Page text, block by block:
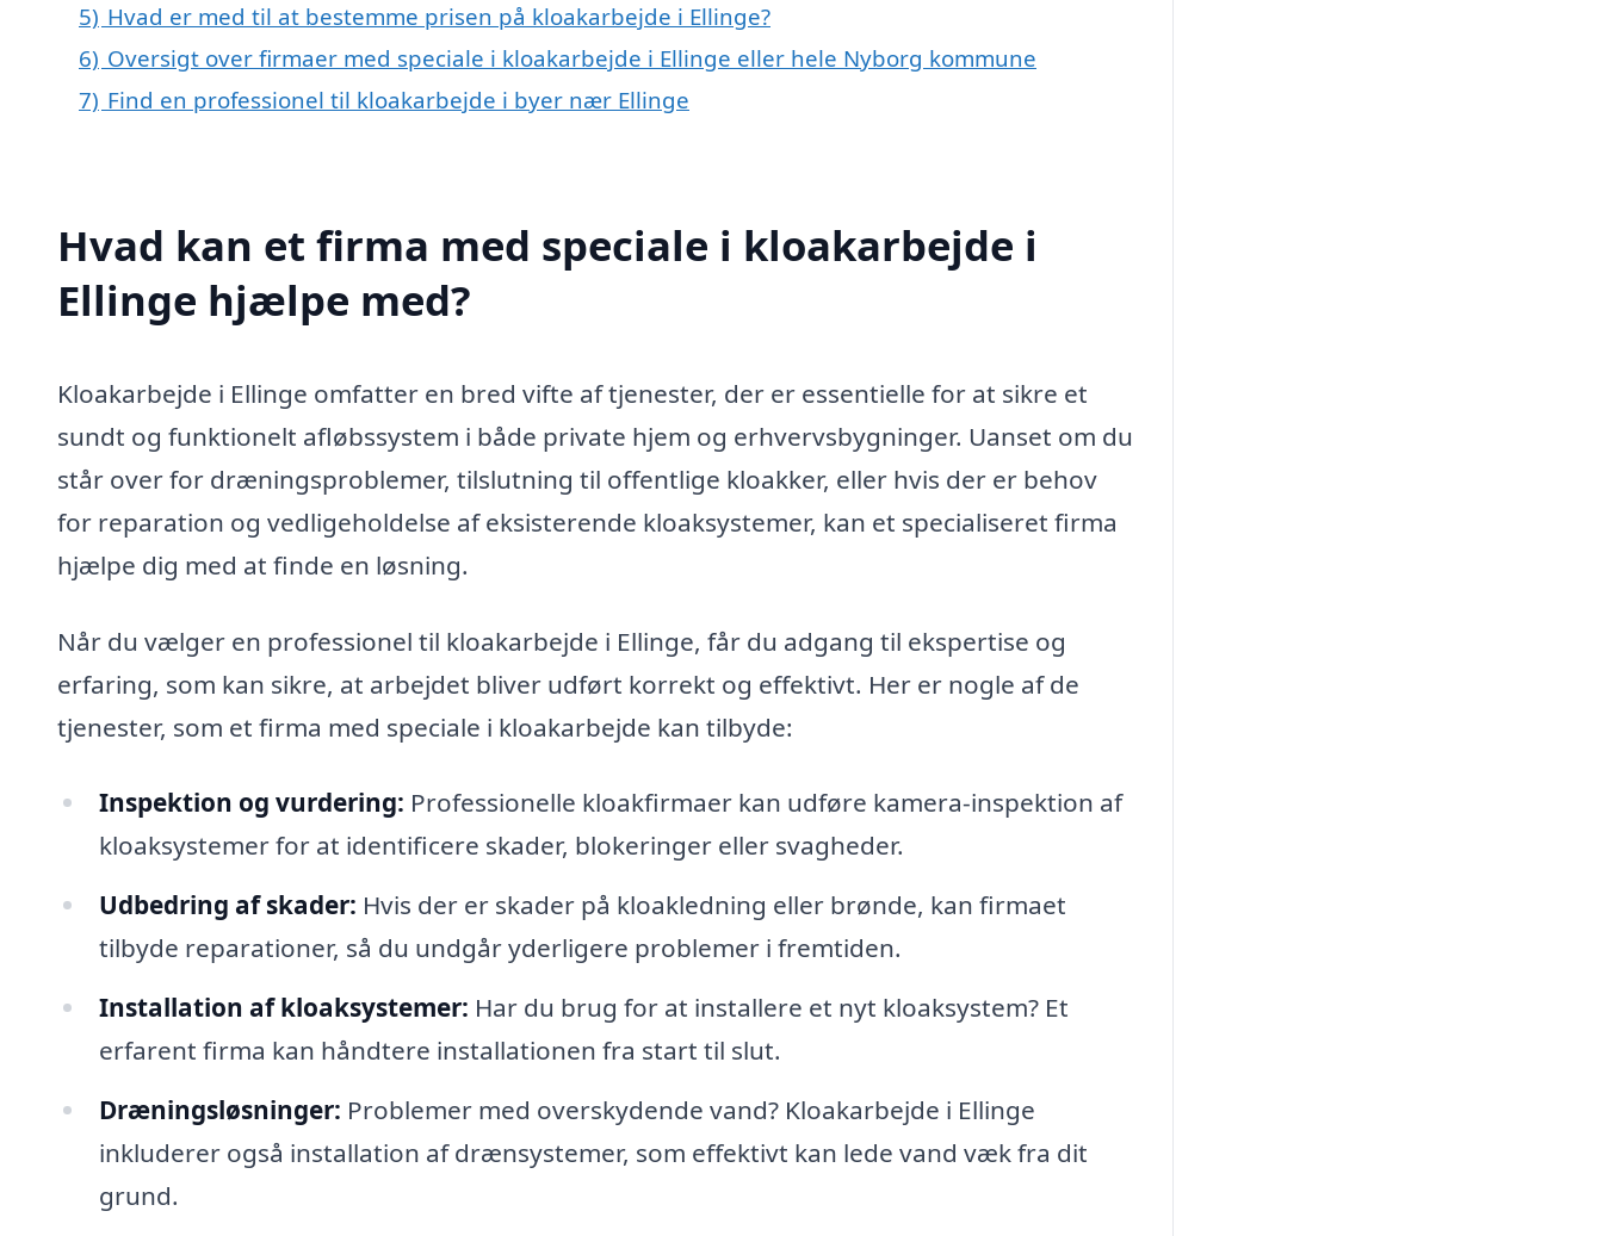
5) Hvad er med til at bestemme prisen på kloakarbejde i Ellinge?
6) Oversigt over firmaer med speciale i kloakarbejde i Ellinge eller hele Nyborg kommune
7) Find en professionel til kloakarbejde i byer nær Ellinge
Hvad kan et firma med speciale i kloakarbejde i
Ellinge hjælpe med?
Kloakarbejde i Ellinge omfatter en bred vifte af tjenester, der er essentielle for at sikre et
sundt og funktionelt afløbssystem i både private hjem og erhvervsbygninger. Uanset om du
står over for dræningsproblemer, tilslutning til offentlige kloakker, eller hvis der er behov
for reparation og vedligeholdelse af eksisterende kloaksystemer, kan et specialiseret firma
hjælpe dig med at finde en løsning.
Når du vælger en professionel til kloakarbejde i Ellinge, får du adgang til ekspertise og
erfaring, som kan sikre, at arbejdet bliver udført korrekt og effektivt. Her er nogle af de
tjenester, som et firma med speciale i kloakarbejde kan tilbyde:
Inspektion og vurdering: Professionelle kloakfirmaer kan udføre kamera-inspektion af
kloaksystemer for at identificere skader, blokeringer eller svagheder.
Udbedring af skader: Hvis der er skader på kloakledning eller brønde, kan firmaet
tilbyde reparationer, så du undgår yderligere problemer i fremtiden.
Installation af kloaksystemer: Har du brug for at installere et nyt kloaksystem? Et
erfarent firma kan håndtere installationen fra start til slut.
Dræningsløsninger: Problemer med overskydende vand? Kloakarbejde i Ellinge
inkluderer også installation af drænsystemer, som effektivt kan lede vand væk fra dit
grund.